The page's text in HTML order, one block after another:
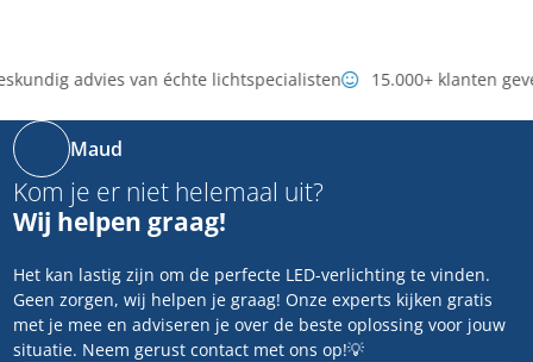
advies van échte lichtspecialisten 15.000+ klanten
Maud
Kom je er niet helemaal uit?
Wij helpen graag!
Het kan lastig zijn om de perfecte LED-verlichting te vinden.
Geen zorgen, wij helpen je graag! Onze experts kijken gratis
met je mee en adviseren je over de beste oplossing voor jouw
situatie. Neem gerust contact met ons op!💡